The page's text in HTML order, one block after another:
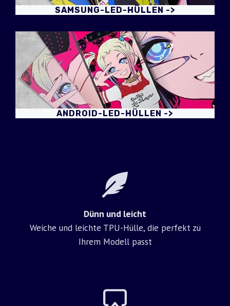
SAMSUNG-LED-HÜLLEN ->
ANDROID-LED-HÜLLEN ->
Dünn und leicht
Weiche und leichte TPU-Hülle, die perfekt zu
Ihrem Modell passt